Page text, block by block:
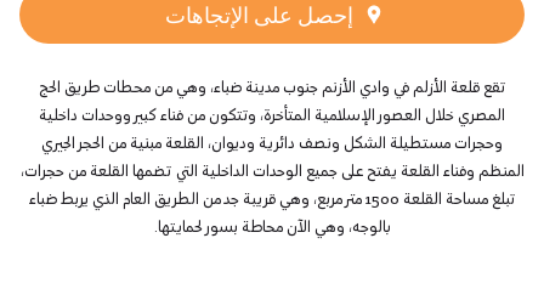
إحصل على الإتجاهات
تقع قلعة الأزلم في وادي الأزنم جنوب مدينة ضباء، وهي من محطات طريق الحج
المصري خلال العصور الإسلامية المتأخرة، وتتكون من فناء كبير ووحدات داخلية
وحجرات مستطيلة الشكل ونصف دائرية وديوان، القلعة مبنية من الحجر الجيري
المنظم وفناء القلعة يفتح على جميع الوحدات الداخلية التي تضمها القلعة من حجرات،
تبلغ مساحة القلعة 1500 متر مربع، وهي قريبة جد من الطريق العام الذي يربط ضباء
بالوجه، وهي الآن محاطة بسور لحمايتها.